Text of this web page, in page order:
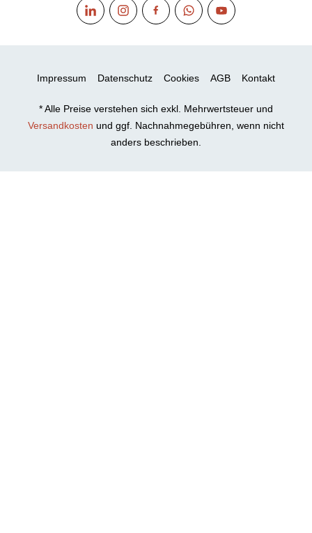
Impressum Datenschutz Cookies AGB Kontakt
* Alle Preise verstehen sich exkl. Mehrwertsteuer und
Versandkosten und ggf. Nachnahmegebühren, wenn nicht
anders beschrieben.